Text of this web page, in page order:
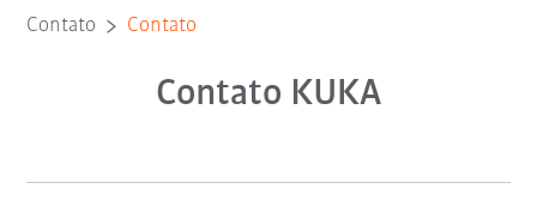
Contato Contato
Contato KUKA